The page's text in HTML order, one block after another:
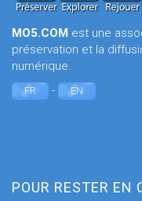
MO5.COM est une
préservation et la
numérique.
FR - EN
POUR RESTER EN